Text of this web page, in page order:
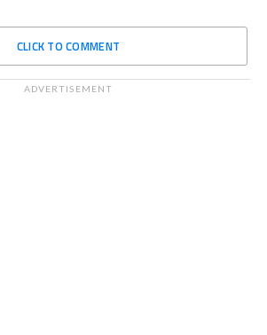
CLICK TO COMMENT
ADVERTISEMENT